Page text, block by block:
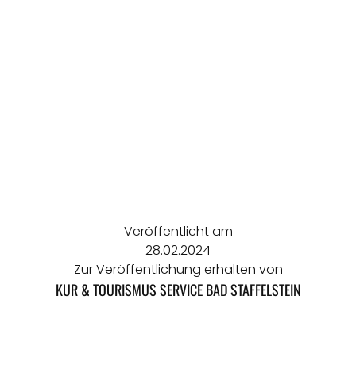
Veröffentlicht am
28.02.2024
Zur Veröffentlichung erhalten von
KUR & TOURISMUS SERVICE BAD STAFFELSTEIN